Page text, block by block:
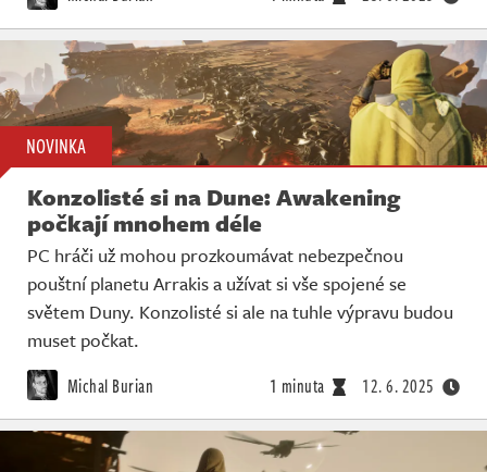
NOVINKA
Konzolisté si na Dune: Awakening
počkají mnohem déle
PC hráči už mohou prozkoumávat nebezpečnou
pouštní planetu Arrakis a užívat si vše spojené se
světem Duny. Konzolisté si ale na tuhle výpravu budou
muset počkat.
Michal Burian 1 minuta 12. 6. 2025